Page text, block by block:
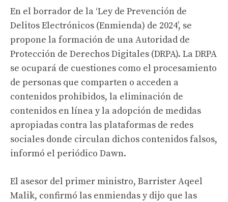
En el borrador de la ‘Ley de Prevención de
Delitos Electrónicos (Enmienda) de 2024’, se
propone la formación de una Autoridad de
Protección de Derechos Digitales (DRPA). La DRPA
se ocupará de cuestiones como el procesamiento
de personas que comparten o acceden a
contenidos prohibidos, la eliminación de
contenidos en línea y la adopción de medidas
apropiadas contra las plataformas de redes
sociales donde circulan dichos contenidos falsos,
informó el periódico Dawn.
El asesor del primer ministro, Barrister Aqeel
Malik, confirmó las enmiendas y dijo que las